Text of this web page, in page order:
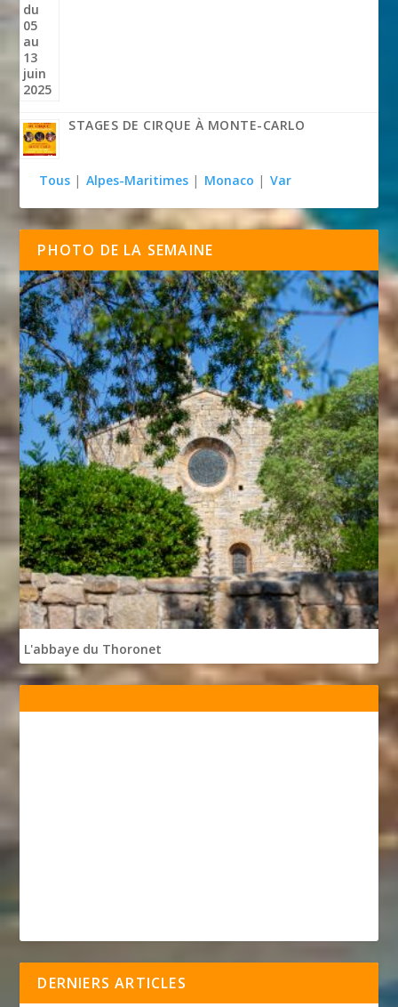
STAGES DE CIRQUE À MONTE-CARLO
Tous | Alpes-Maritimes | Monaco | Var
PHOTO DE LA SEMAINE
L'abbaye du Thoronet
DERNIERS ARTICLES